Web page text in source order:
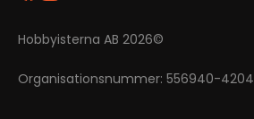
Hobbyisterna AB 2026©
Organisationsnummer: 556940-4204